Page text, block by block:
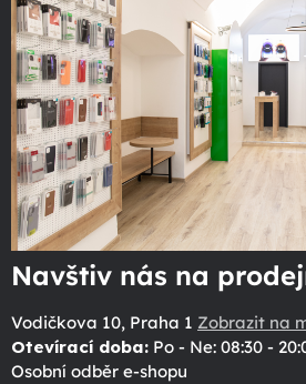
Navštiv nás na
Vodičkova 10, Praha 1 Zobrazit na
Otevírací doba: Po - Ne: 08:30 -
Osobní odběr e-shopu